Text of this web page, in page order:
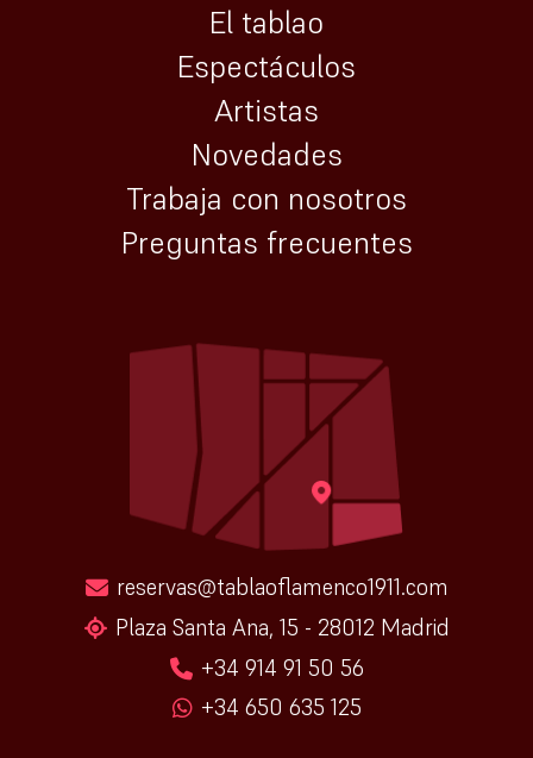
El tablao
Espectáculos
Artistas
Novedades
Trabaja con nosotros
Preguntas frecuentes
reservas@tablaoflamenco1911.com
Plaza Santa Ana, 15 - 28012 Madrid
+34 914 91 50 56
+34 650 635 125